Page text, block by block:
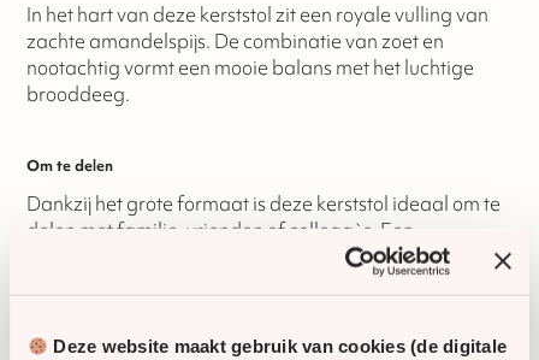
Deze website maakt gebruik van cookies (de digitale
In het hart van deze kerststol zit een royale vulling van
zachte amandelspijs. De combinatie van zoet en
nootachtig vormt een mooie balans met het luchtige
brooddeeg.
Om te delen
Dankzij het grote formaat is deze kerststol ideaal om te
delen met familie, vrienden of collega`s. Een
traditionele kerstlekkernij die zorgt voor gezellige